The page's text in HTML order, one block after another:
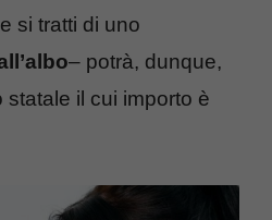
si tratti di uno
– potrà, dunque,
il cui importo è